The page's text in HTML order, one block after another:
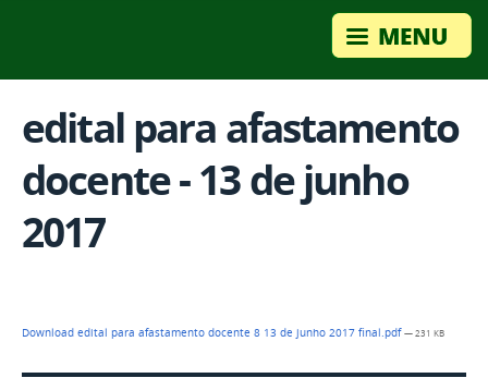
edital para afastamento
docente - 13 de junho
2017
Download edital para afastamento docente 8 13 de junho 2017 final.pdf— 231 KB